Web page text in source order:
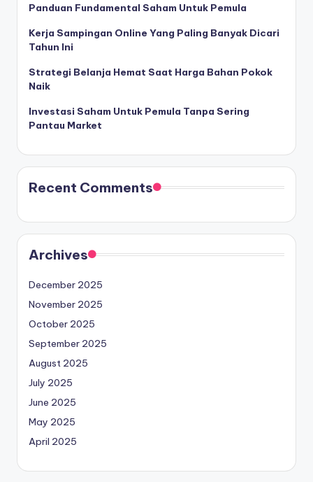
Panduan Fundamental Saham Untuk Pemula
Kerja Sampingan Online Yang Paling Banyak Dicari
Tahun Ini
Strategi Belanja Hemat Saat Harga Bahan Pokok
Naik
Investasi Saham Untuk Pemula Tanpa Sering
Pantau Market
Recent Comments
Archives
December 2025
November 2025
October 2025
September 2025
August 2025
July 2025
June 2025
May 2025
April 2025